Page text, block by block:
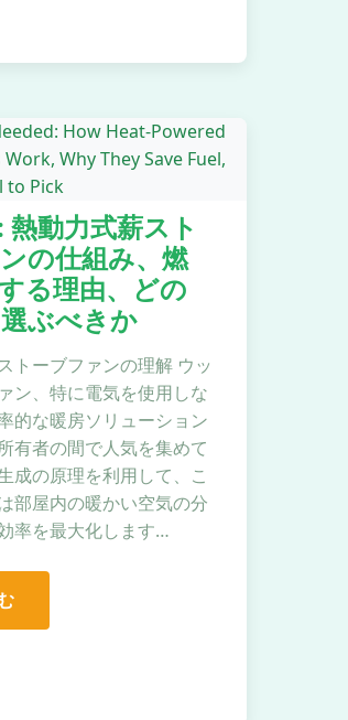
熱動力式薪スト
の仕組み、燃
る理由、どの
ぶべきか
トーブファンの理解 ウッ
ン、特に電気を使用しな
的な暖房ソリューション
有者の間で人気を集めて
成の原理を利用して、こ
部屋内の暖かい空気の分
率を最大化します…